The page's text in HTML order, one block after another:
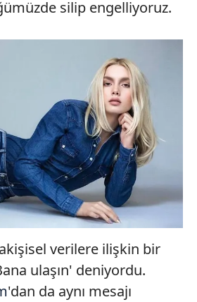
silip engelliyoruz.
verilere ilişkin bir
ulaşın' deniyordu.
'dan da aynı mesajı